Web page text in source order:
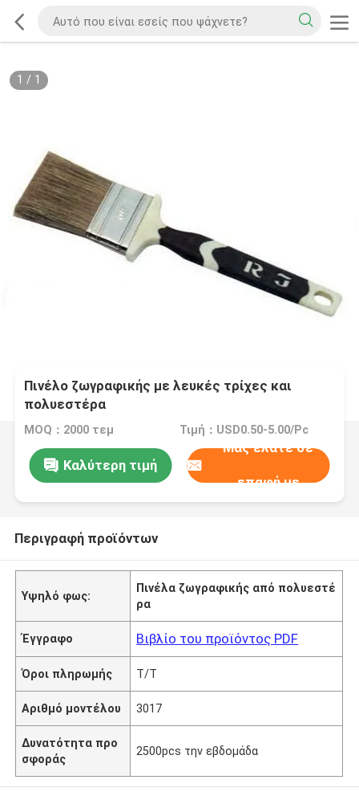
1 / 1
Πινέλο ζωγραφικής με λευκές τρίχες και
πολυεστέρα
MOQ：2000 τεμ Τιμή：USD0.50-5.00/Pc
Καλύτερη τιμή
Μας ελάτε σε
επαφή με
Περιγραφή προϊόντων
Υψηλό φως:
Πινέλα ζωγραφικής από πολυεστέ
ρα
Έγγραφο Βιβλίο του προϊόντος PDF
Όροι πληρωμής T/T
Αριθμό μοντέλου 3017
Δυνατότητα προ
σφοράς
2500pcs την εβδομάδα